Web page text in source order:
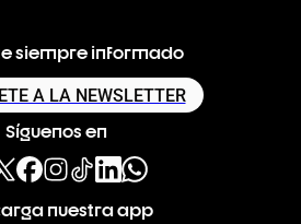
siempre informado
A LA NEWSLETTER
Síguenos en
nuestra app